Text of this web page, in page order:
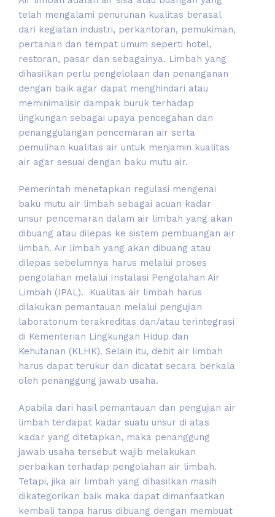
telah mengalami penurunan kualitas berasal
dari kegiatan industri, perkantoran, pemukiman,
pertanian dan tempat umum seperti hotel,
restoran, pasar dan sebagainya. Limbah yang
dihasilkan perlu pengelolaan dan penanganan
dengan baik agar dapat menghindari atau
meminimalisir dampak buruk terhadap
lingkungan sebagai upaya pencegahan dan
penanggulangan pencemaran air serta
pemulihan kualitas air untuk menjamin kualitas
air agar sesuai dengan baku mutu air.
Pemerintah menetapkan regulasi mengenai
baku mutu air limbah sebagai acuan kadar
unsur pencemaran dalam air limbah yang akan
dibuang atau dilepas ke sistem pembuangan air
limbah. Air limbah yang akan dibuang atau
dilepas sebelumnya harus melalui proses
pengolahan melalui Instalasi Pengolahan Air
Limbah (IPAL). Kualitas air limbah harus
dilakukan pemantauan melalui pengujian
laboratorium terakreditas dan/atau terintegrasi
di Kementerian Lingkungan Hidup dan
Kehutanan (KLHK). Selain itu, debit air limbah
harus dapat terukur dan dicatat secara berkala
oleh penanggung jawab usaha.
Apabila dari hasil pemantauan dan pengujian air
limbah terdapat kadar suatu unsur di atas
kadar yang ditetapkan, maka penanggung
jawab usaha tersebut wajib melakukan
perbaikan terhadap pengolahan air limbah.
Tetapi, jika air limbah yang dihasilkan masih
dikategorikan baik maka dapat dimanfaatkan
kembali tanpa harus dibuang dengan membuat